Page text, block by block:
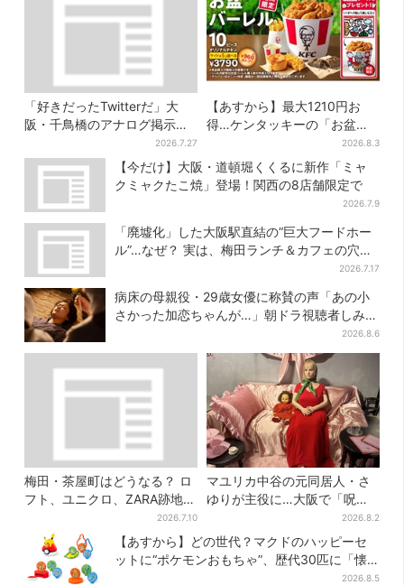
「好きだったTwitterだ」大
阪・千鳥橋のアナログ掲示板
が話題、かつて駅にあった“伝
言板”がモデルに
2026.7.27
【あすから】最大1210円お
得…ケンタッキーの「お盆パ
ック」、2週間だけ！数量限定
シール付き
2026.8.3
【今だけ】大阪・道頓堀くくるに新作「ミャ
クミャクたこ焼」登場！関西の8店舗限定で
2026.7.9
「廃墟化」した大阪駅直結の“巨大フードホー
ル”…なぜ？ 実は、梅田ランチ＆カフェの穴場
2026.7.17
病床の母親役・29歳女優に称賛の声「あの小
さかった加恋ちゃんが…」朝ドラ視聴者しみじ
2026.8.6
梅田・茶屋町はどうなる？ ロ
フト、ユニクロ、ZARA跡地に
新店続々…再開発も予定2026.7.10
マユリカ中谷の元同居人・さ
ゆりが主役に…大阪で「呪物
展」開催、コンセプトは“呪物
たちのお茶会”
2026.8.2
【あすから】どの世代？マクドのハッピーセ
ットに“ポケモンおもちゃ”、歴代30匹に「懐
2026.8.5